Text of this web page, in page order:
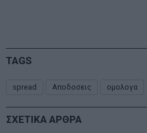
TAGS
spread Αποδοσεις ομολογα
ΣΧΕΤΙΚΑ ΑΡΘΡΑ